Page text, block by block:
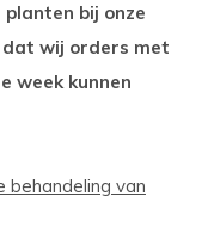
bij onze
dat wij orders met
week kunnen
behandeling van